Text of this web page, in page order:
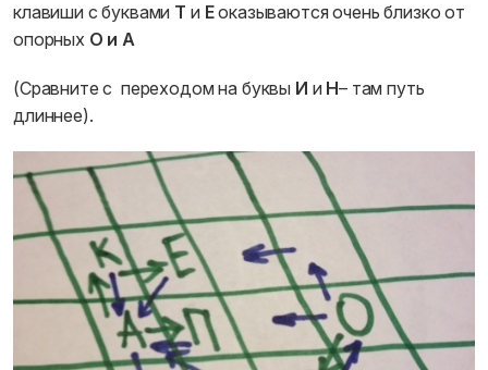
клавиши с буквами Т и Еоказываются очень близко от
опорных О и А
(Сравните с переходом на буквы И и Н– там путь
длиннее).